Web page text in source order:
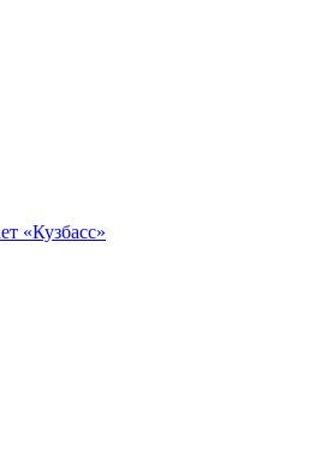
«Кузбасс»